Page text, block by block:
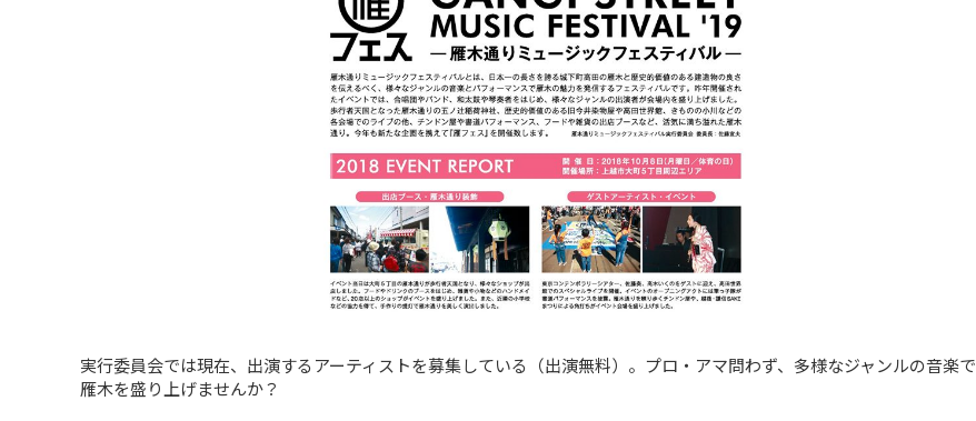
実行委員会では現在、出演するアーティストを募集している（出演無料）。プロ・アマ問わず、多様なジャンルの音楽で
雁木を盛り上げませんか？